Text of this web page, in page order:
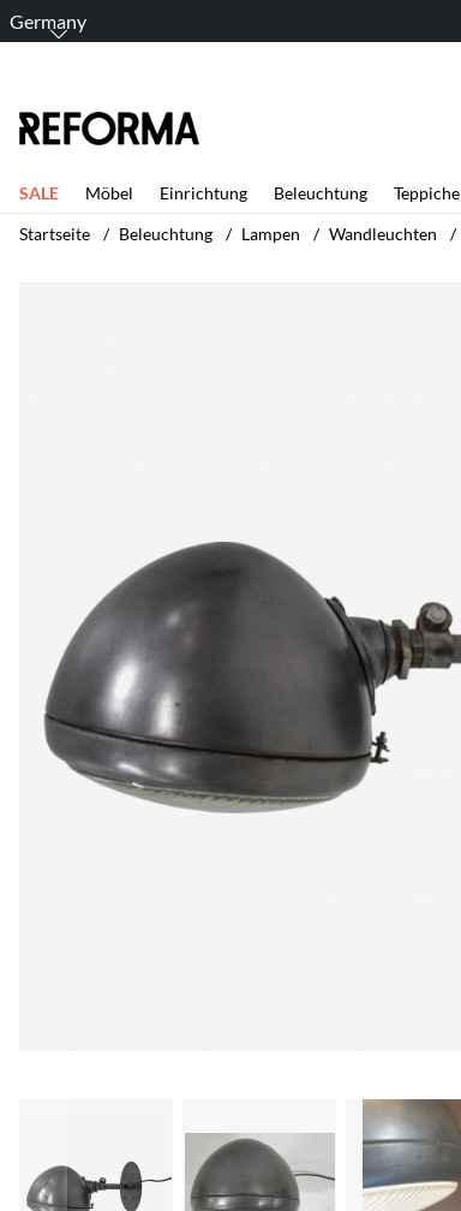
Germany
SALE Möbel Einrichtung Beleuchtung Teppiche
Startseite
Beleuchtung Lampen Wandleuchten